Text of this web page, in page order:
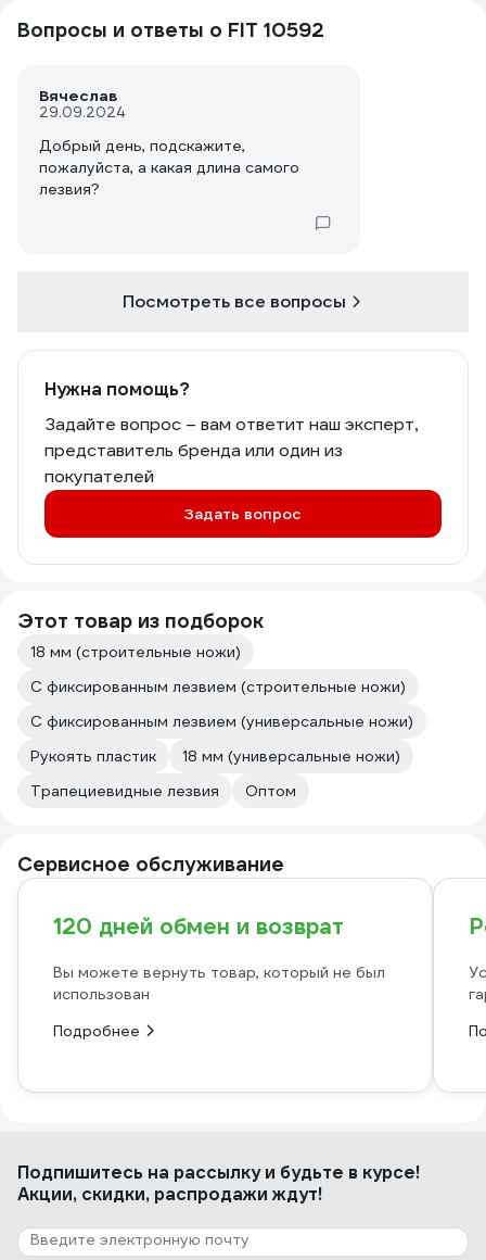
Вопросы и ответы о FIT 10592
Вячеслав
29.09.2024
Добрый день, подскажите,
пожалуйста, а какая длина самого
лезвия?
Посмотреть все вопросы
Нужна помощь?
Задайте вопрос – вам ответит наш эксперт,
представитель бренда или один из
покупателей
Задать вопрос
Этот товар из подборок
18 мм (строительные ножи)
С фиксированным лезвием (строительные ножи)
С фиксированным лезвием (универсальные ножи)
Рукоять пластик
18 мм (универсальные ножи)
Трапециевидные лезвия
Оптом
Сервисное обслуживание
120 дней обмен и возврат
Вы можете вернуть товар, который не был
использован
Подробнее
Подпишитесь на рассылкуи будьте в курсе!
Акции, скидки, распродажи ждут!